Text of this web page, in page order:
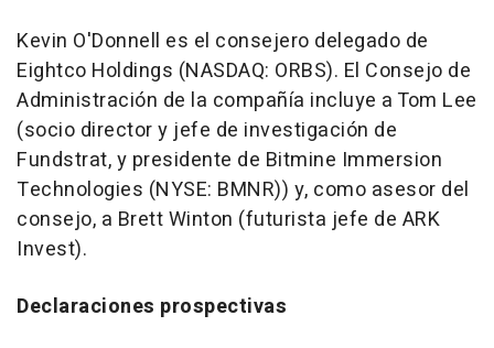
Kevin O'Donnell es el consejero delegado de
Eightco Holdings (NASDAQ: ORBS). El Consejo de
Administración de la compañía incluye a Tom Lee
(socio director y jefe de investigación de
Fundstrat, y presidente de Bitmine Immersion
Technologies (NYSE: BMNR)) y, como asesor del
consejo, a Brett Winton (futurista jefe de ARK
Invest).
Declaraciones prospectivas